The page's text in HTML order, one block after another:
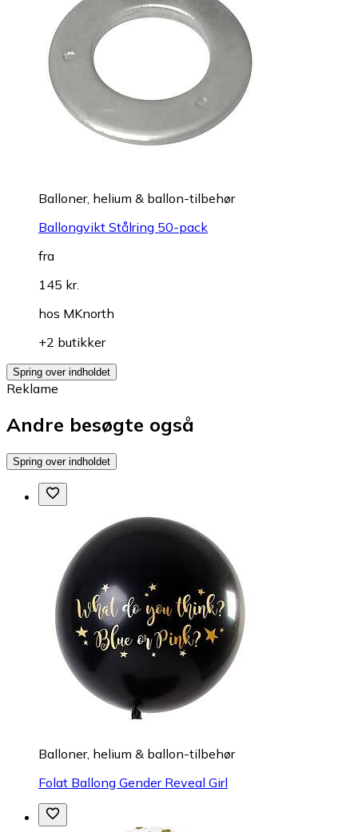
Balloner, helium & ballon-tilbehør
Ballongvikt Stålring 50-pack
fra
145 kr.
hos MKnorth
+2 butikker
Spring over indholdet
Reklame
Andre besøgte også
Spring over indholdet
Balloner, helium & ballon-tilbehør
Folat Ballong Gender Reveal Girl